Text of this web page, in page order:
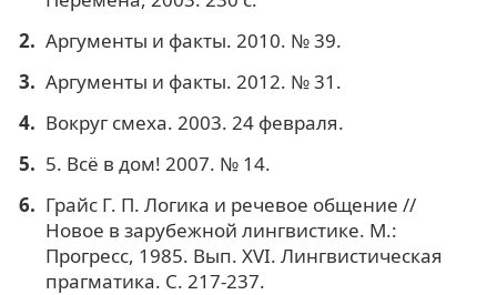
Аргументы и факты. 2010. № 39.
Аргументы и факты. 2012. № 31.
Вокруг смеха. 2003. 24 февраля.
5. Всё в дом! 2007. № 14.
Грайс Г. П. Логика и речевое общение //
Новое в зарубежной лингвистике. М.:
Прогресс, 1985. Вып. XVI. Лингвистическая
прагматика. С. 217-237.